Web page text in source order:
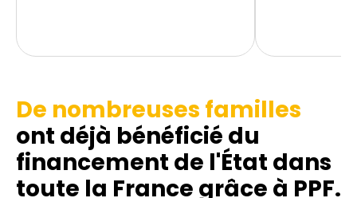
De nombreuses familles
ont déjà bénéficié du
financement de l'État dans
toute la France grâce à PPF.